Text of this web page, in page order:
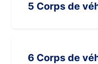
5 Corps de
6 Corps de véhicules